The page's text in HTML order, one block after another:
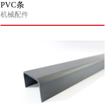
PVC条
机械配件